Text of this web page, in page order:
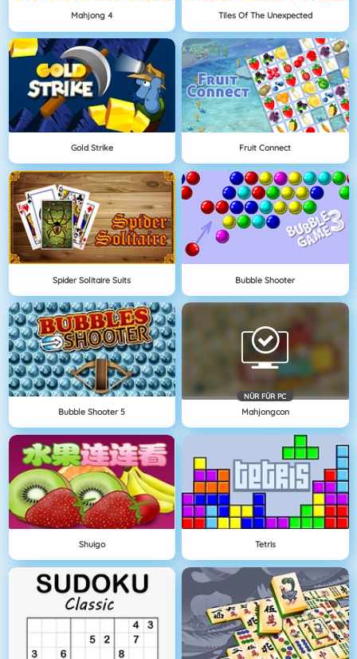
Mahjong 4 Tiles Of The Unexpected
Gold Strike Fruit Connect
Spider Solitaire Suits Bubble Shooter
Bubble Shooter 5
NÜR FÜR PC
Mahjongcon
Shuigo Tetris